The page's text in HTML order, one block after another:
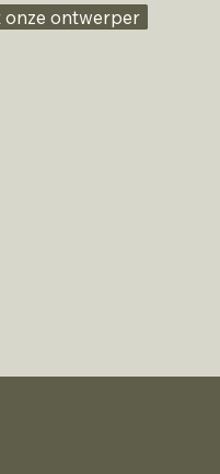
onze ontwerper